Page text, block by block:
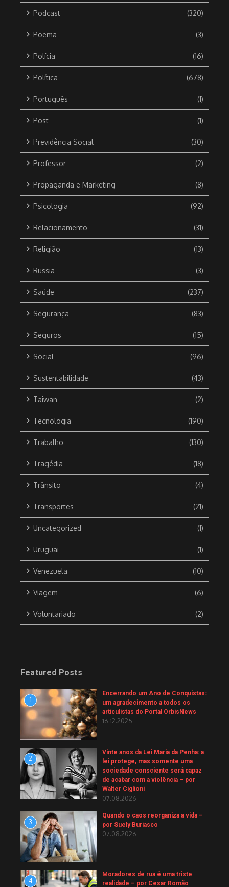
Podcast (320)
Poema (3)
Polícia (16)
Política (678)
Português (1)
Post (1)
Previdência Social (30)
Professor (2)
Propaganda e Marketing (8)
Psicologia (92)
Relacionamento (31)
Religião (13)
Russia (3)
Saúde (237)
Segurança (83)
Seguros (15)
Social (96)
Sustentabilidade (43)
Taiwan (2)
Tecnologia (190)
Trabalho (130)
Tragédia (18)
Trânsito (4)
Transportes (21)
Uncategorized (1)
Uruguai (1)
Venezuela (10)
Viagem (6)
Voluntariado (2)
Featured Posts
1
Encerrando um Ano de Conquistas:
um agradecimento a todos os
articulistas do Portal OrbisNews
16.12.2025
2
Vinte anos da Lei Maria da Penha: a
lei protege, mas somente uma
sociedade consciente será capaz
de acabar com a violência – por
Walter Ciglioni
07.08.2026
3
Quando o caos reorganiza a vida –
por Suely Buriasco
07.08.2026
4
Moradores de rua é uma triste
realidade – por Cesar Romão